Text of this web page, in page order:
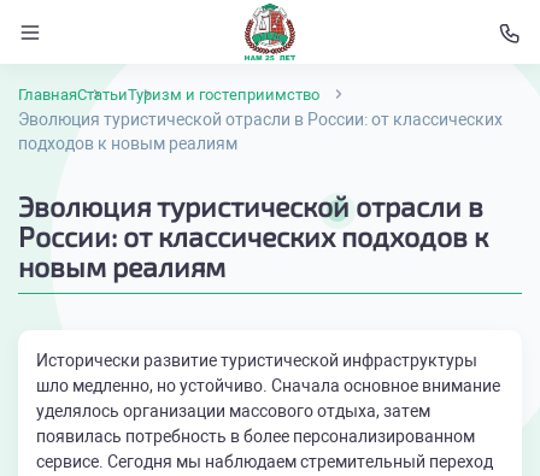
ГлавнаяСтатьиТуризм и гостеприимство
Эволюция туристической отрасли в России: от классических
подходов к новым реалиям
Эволюция туристической отрасли в
России: от классических подходов к
новым реалиям
Исторически развитие туристической инфраструктуры
шло медленно, но устойчиво. Сначала основное внимание
уделялось организации массового отдыха, затем
появилась потребность в более персонализированном
сервисе. Сегодня мы наблюдаем стремительный переход